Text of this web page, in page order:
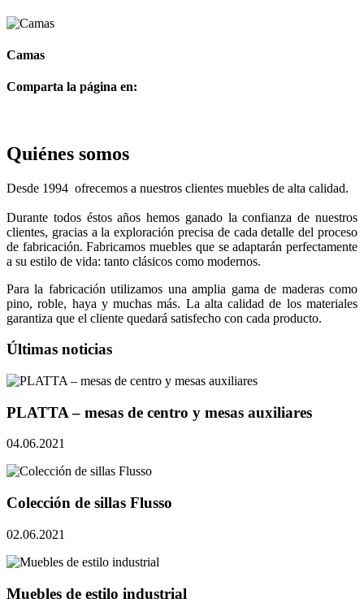
Camas
Comparta la página en:
Quiénes somos
Desde 1994 ofrecemos a nuestros clientes muebles de alta calidad.
Durante todos éstos años hemos ganado la confianza de nuestros
clientes, gracias a la exploración precisa de cada detalle del proceso
de fabricación. Fabricamos muebles que se adaptarán perfectamente
a su estilo de vida: tanto clásicos como modernos.
Para la fabricación utilizamos una amplia gama de maderas como
pino, roble, haya y muchas más. La alta calidad de los materiales
garantiza que el cliente quedará satisfecho con cada producto.
Últimas noticias
PLATTA – mesas de centro y mesas auxiliares
04.06.2021
Colección de sillas Flusso
02.06.2021
Muebles de estilo industrial